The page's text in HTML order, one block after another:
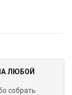
ЛЮБОЙ
собрать